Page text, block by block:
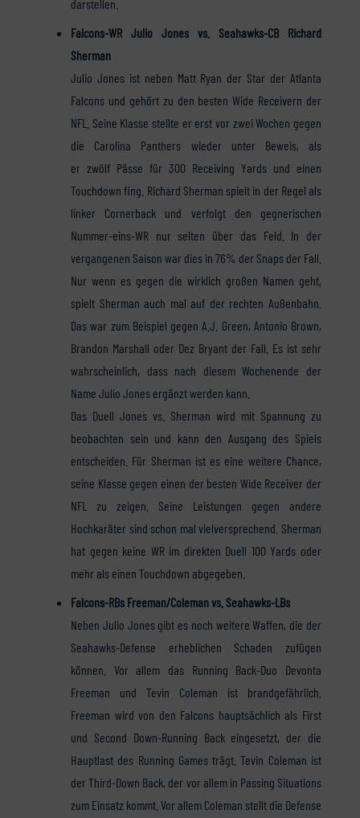
darstellen.
Falcons-WR Julio Jones vs. Seahawks-CB Richard
Sherman
Julio Jones ist neben Matt Ryan der Star der Atlanta
Falcons und gehört zu den besten Wide Receivern der
NFL. Seine Klasse stellte er erst vor zwei Wochen gegen
die Carolina Panthers wieder unter Beweis, als
er zwölf Pässe für 300 Receiving Yards und einen
Touchdown fing. Richard Sherman spielt in der Regel als
linker Cornerback und verfolgt den gegnerischen
Nummer-eins-WR nur selten über das Feld. In der
vergangenen Saison war dies in 76% der Snaps der Fall.
Nur wenn es gegen die wirklich großen Namen geht,
spielt Sherman auch mal auf der rechten Außenbahn.
Das war zum Beispiel gegen A.J. Green, Antonio Brown,
Brandon Marshall oder Dez Bryant der Fall. Es ist sehr
wahrscheinlich, dass nach diesem Wochenende der
Name Julio Jones ergänzt werden kann.
Das Duell Jones vs. Sherman wird mit Spannung zu
beobachten sein und kann den Ausgang des Spiels
entscheiden. Für Sherman ist es eine weitere Chance,
seine Klasse gegen einen der besten Wide Receiver der
NFL zu zeigen. Seine Leistungen gegen andere
Hochkaräter sind schon mal vielversprechend. Sherman
hat gegen keine WR im direkten Duell 100 Yards oder
mehr als einen Touchdown abgegeben.
Falcons-RBs Freeman/Coleman vs. Seahawks-LBs
Neben Julio Jones gibt es noch weitere Waffen, die der
Seahawks-Defense erheblichen Schaden zufügen
können. Vor allem das Running Back-Duo Devonta
Freeman und Tevin Coleman ist brandgefährlich.
Freeman wird von den Falcons hauptsächlich als First
und Second Down-Running Back eingesetzt, der die
Hauptlast des Running Games trägt. Tevin Coleman ist
der Third-Down Back, der vor allem in Passing Situations
zum Einsatz kommt. Vor allem Coleman stellt die Defense